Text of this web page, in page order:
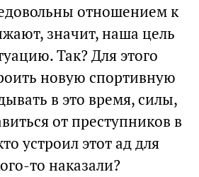
отношением к
значит, наша цель
Так? Для этого
новую спортивную
в это время, силы,
от преступников в
устроил этот ад для
то наказали?